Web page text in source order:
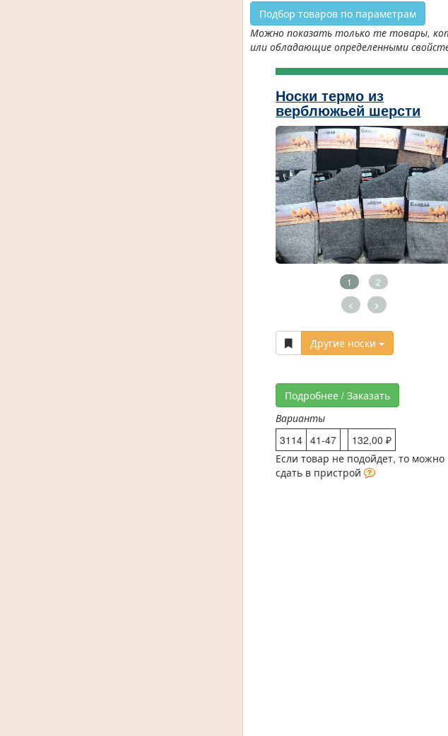
Подбор товаров по параметрам
Можно показать только те товары,
или обладающие определенными
Носки термо из
верблюжьей шерсти
1 2
< >
Другие носки
Подробнее / Заказать
Варианты
3114 41-47
132,00 ₽
Если товар не подойдет, то можно
сдать в пристрой